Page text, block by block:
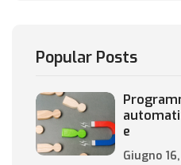
Popular Posts
e
Giugno